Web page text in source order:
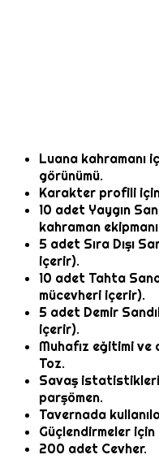
Luana kahramanı
görünümü.
Karakter profili
10 adet Yaygın
kahraman
5 adet Sıra Dışı
içerir).
10 adet Tahta
mücevheri içerir).
5 adet Demir
içerir).
Muhafız eğitimi
Toz.
Savaş
parşömen.
Tavernada
Güçlendirmeler
200 adet Cevher.